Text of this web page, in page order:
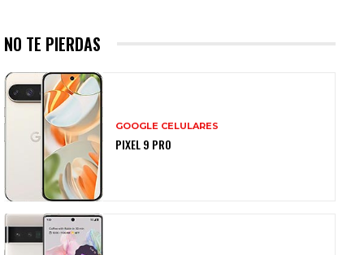
NO TE PIERDAS
GOOGLE CELULARES
PIXEL 9 PRO